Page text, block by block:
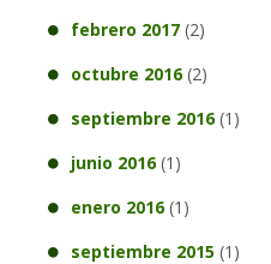
febrero 2017 (2)
octubre 2016(2)
septiembre 2016(1)
junio 2016(1)
enero 2016(1)
septiembre 2015 (1)